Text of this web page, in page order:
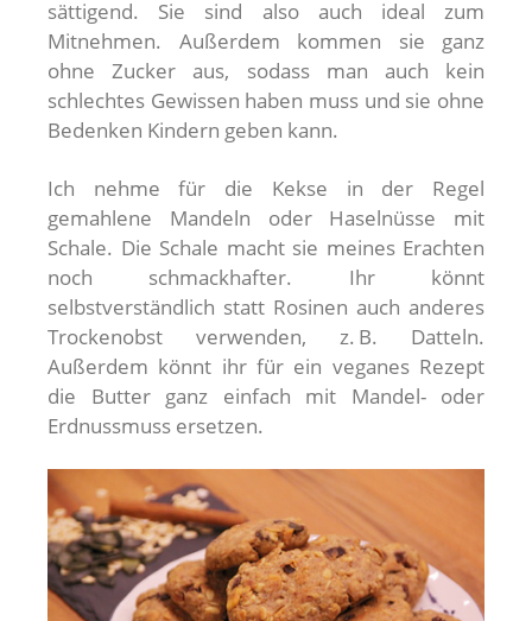
sättigend. Sie sind also auch ideal zum
Mitnehmen. Außerdem kommen sie ganz
ohne Zucker aus, sodass man auch kein
schlechtes Gewissen haben muss und sie ohne
Bedenken Kindern geben kann.
Ich nehme für die Kekse in der Regel
gemahlene Mandeln oder Haselnüsse mit
Schale. Die Schale macht sie meines Erachten
noch schmackhafter. Ihr könnt
selbstverständlich statt Rosinen auch anderes
Trockenobst verwenden, z. B. Datteln.
Außerdem könnt ihr für ein veganes Rezept
die Butter ganz einfach mit Mandel- oder
Erdnussmuss ersetzen.